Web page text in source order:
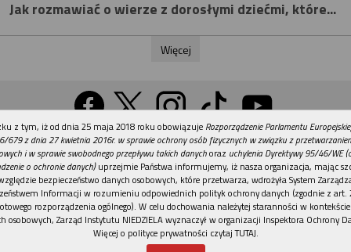
Jak rozmawiać o wierze z dorosłymi dziećmi, które...
Więcej
Wersja na komputer
Działy Tematy Kontakt Reklama
Patronaty
Polityka prywatności
REKLAMA
z tym, iż od dnia 25 maja 2018 roku obowiązuje Rozporządzenie Parlamentu
679 z dnia 27 kwietnia 2016r. w sprawie ochrony osób fizycznych w związku z
i w sprawie swobodnego przepływu takich danychoraz uchylenia Dyrektywy 95/46/WE
o ochronie danych)uprzejmie Państwa informujemy, iż nasza organizacja, mając
bezpieczeństwo danych osobowych, które przetwarza, wdrożyła System
Informacji w rozumieniu odpowiednich polityk ochrony danych (zgodnie z art.
rozporządzenia ogólnego). W celu dochowania należytej staranności w
osobowych, Zarząd Instytutu NIEDZIELA wyznaczył w organizacji Inspektora Ochrony
Więcej o polityce prywatności czytaj TUTAJ.